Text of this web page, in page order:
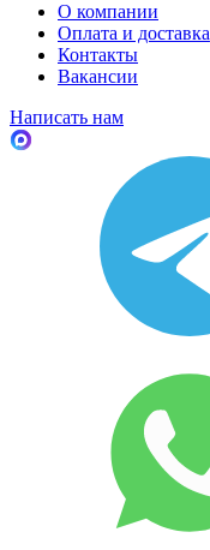
О компании
Оплата и доставка
Контакты
Вакансии
Написать нам